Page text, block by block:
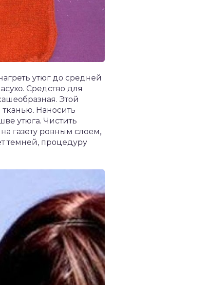
утюг до средней
Средство для
Этой
Наносить
утюга. Чистить
газету ровным слоем,
темней, процедуру